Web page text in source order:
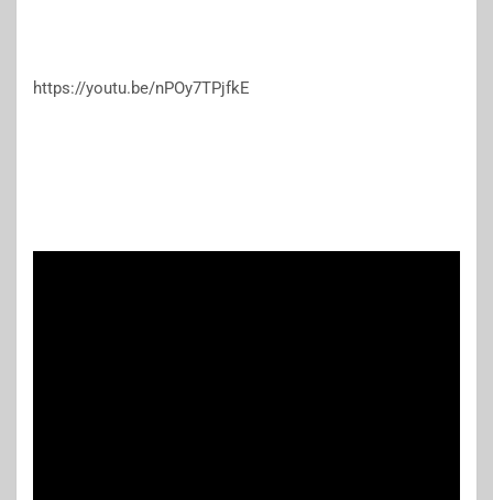
https://youtu.be/nPOy7TPjfkE